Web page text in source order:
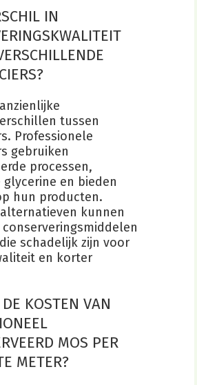
IN
tussen
Professionele
gebruiken
processen,
en bieden
hun producten.
kunnen
schadelijk zijn voor
en korter
KOSTEN VAN
MOS PER
METER?